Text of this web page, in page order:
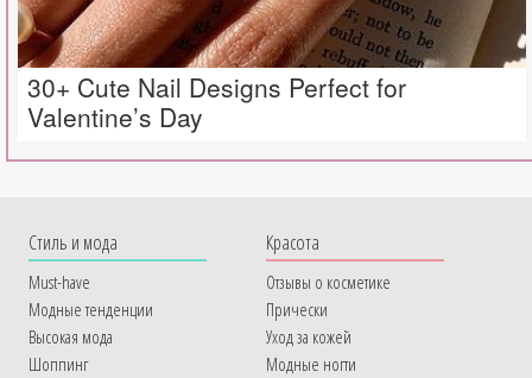
30+ Cute Nail Designs Perfect for
Valentine’s Day
Cтиль и мода
Must-have
Модные тенденции
Высокая мода
Шоппинг
Красота
Отзывы о косметике
Прически
Уход за кожей
Модные ногти